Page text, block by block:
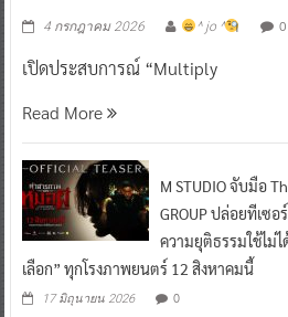
4 กรกฎาคม 2026 ^ jo ^ 0
เปิดประสบการณ์ “Multiply
Read More
M STUDIO จับมือ
GROUP ปล่อยทีเซ
ความยุติธรรมใช้ไม่
เลือก” ทุกโรงภาพยนตร์ 12 สิงหาคมนี้
17 มิถุนายน 2026 0